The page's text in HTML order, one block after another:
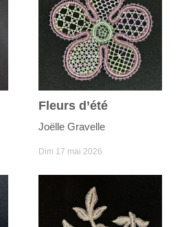
Fleurs d’été
Joëlle Gravelle
Dim 17 mai 2026